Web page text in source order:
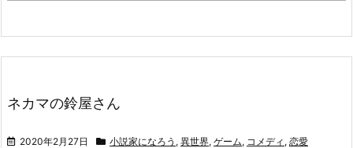
ネカマの鈴屋さん
2020年2月27日 小説家になろう , 異世界, ゲーム, コメディ , 恋愛